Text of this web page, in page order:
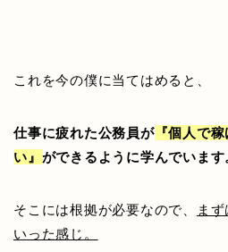
これを今の僕に当てはめると、
仕事に疲れた公務員が『個人で
い』 ができるように学んでいます
そこには根拠が必要なので、
ま
いった感じ。